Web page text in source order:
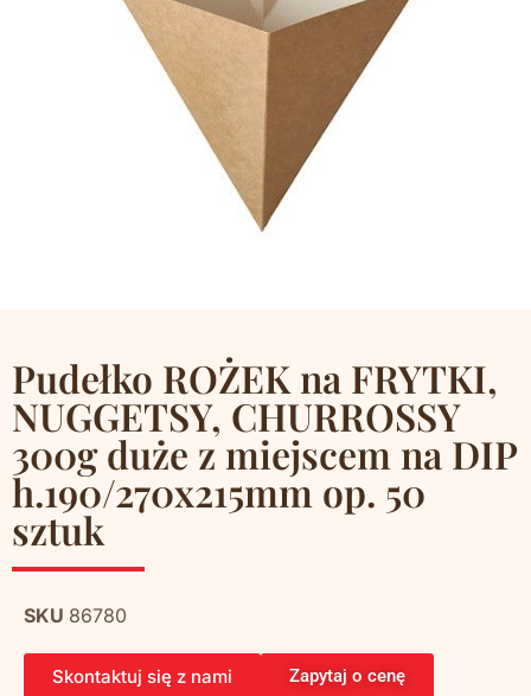
Pudełko ROŻEK na FRYTKI,
NUGGETSY, CHURROSSY
300g duże z miejscem na DIP
h.190/270x215mm op. 50
sztuk
SKU 86780
Skontaktuj się z nami Zapytaj o cenę